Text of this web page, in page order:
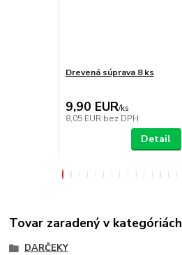
Drevená súprava 8 ks
9,90 EUR/ks
8,05 EUR bez DPH
Detail
Tovar zaradený v kategóriách
DARČEKY